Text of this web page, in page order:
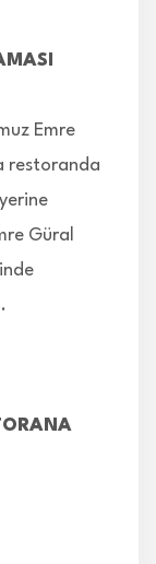
Emre
restoranda
Güral